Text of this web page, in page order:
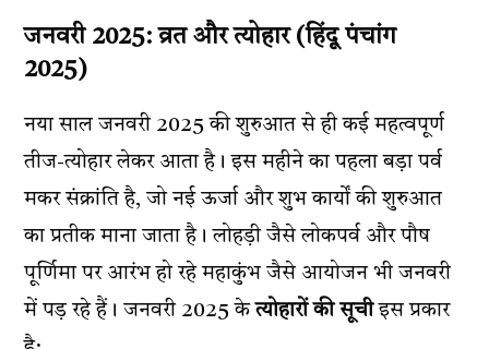
जनवरी 2025: व्रत और त्योहार (हिंदू पंचांग
2025)
नया साल जनवरी 2025 की शुरुआत से ही कई महत्वपूर्ण
तीज-त्योहार लेकर आता है। इस महीने का पहला बड़ा पर्व
मकर संक्रांति है, जो नई ऊर्जा और शुभ कार्यों की शुरुआत
का प्रतीक माना जाता है। लोहड़ी जैसे लोकपर्व और पौष
पूर्णिमा पर आरंभ हो रहे महाकुंभ जैसे आयोजन भी जनवरी
में पड़ रहे हैं। जनवरी 2025 केत्योहारों की सूचीइस प्रकार